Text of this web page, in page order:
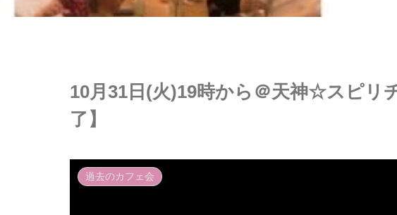
10月31日(火)19時から＠天神☆スピリ
了】
過去のカフェ会